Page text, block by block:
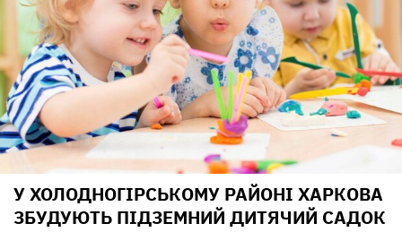
У ХОЛОДНОГІРСЬКОМУ РАЙОНІ ХАРКОВА
ЗБУДУЮТЬ ПІДЗЕМНИЙ ДИТЯЧИЙ САДОК